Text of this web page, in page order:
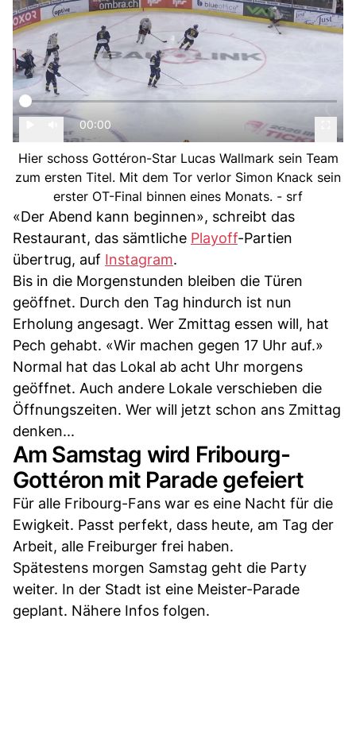
00:00
Hier schoss Gottéron-Star Lucas Wallmark sein Team
zum ersten Titel. Mit dem Tor verlor Simon Knack sein
erster OT-Final binnen eines Monats. - srf
«Der Abend kann beginnen», schreibt das
Restaurant, das sämtliche Playoff-Partien
übertrug, auf Instagram.
Bis in die Morgenstunden bleiben die Türen
geöffnet. Durch den Tag hindurch ist nun
Erholung angesagt. Wer Zmittag essen will, hat
Pech gehabt. «Wir machen gegen 17 Uhr auf.»
Normal hat das Lokal ab acht Uhr morgens
geöffnet. Auch andere Lokale verschieben die
Öffnungszeiten. Wer will jetzt schon ans Zmittag
denken...
Am Samstag wird Fribourg-
Gottéron mit Parade gefeiert
Für alle Fribourg-Fans war es eine Nacht für die
Ewigkeit. Passt perfekt, dass heute, am Tag der
Arbeit, alle Freiburger frei haben.
Spätestens morgen Samstag geht die Party
weiter. In der Stadt ist eine Meister-Parade
geplant. Nähere Infos folgen.